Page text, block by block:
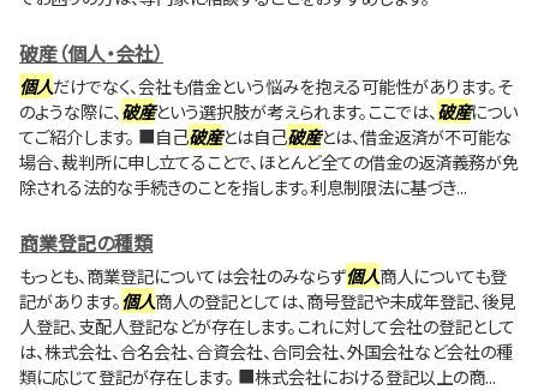
破産（個人・会社）
個人だけでなく、会社も借金という悩みを抱える可能性があります。そ
のような際に、破産という選択肢が考えられます。ここでは、破産につい
てご紹介します。 ■自己破産とは自己破産とは、借金返済が不可能な
場合、裁判所に申し立てることで、ほとんど全ての借金の返済義務が免
除される法的な手続きのことを指します。利息制限法に基づき...
商業登記の種類
もっとも、商業登記については会社のみならず個人商人についても登
記があります。個人商人の登記としては、商号登記や未成年登記、後見
人登記、支配人登記などが存在します。これに対して会社の登記として
は、株式会社、合名会社、合資会社、合同会社、外国会社など会社の種
類に応じて登記が存在します。 ■株式会社における登記以上の商...